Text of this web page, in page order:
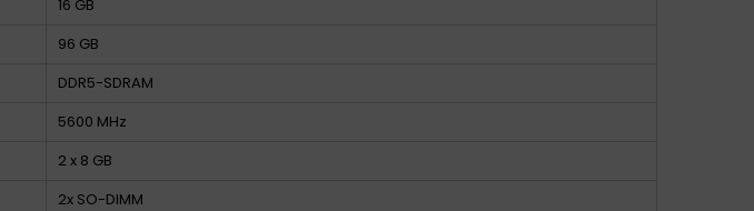
16 GB
96 GB
DDR5-SDRAM
5600 MHz
2 x 8 GB
2x SO-DIMM